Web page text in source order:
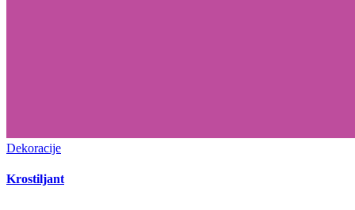
Dekoracije
Krostiljant